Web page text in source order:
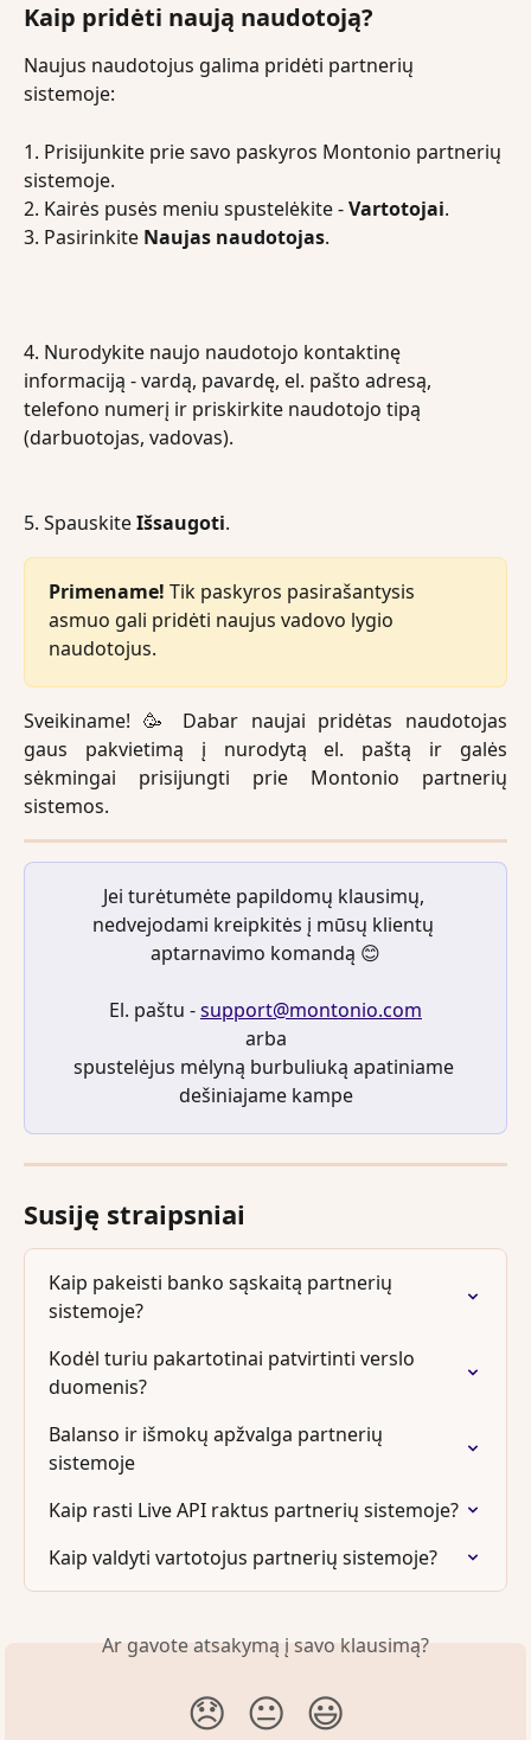
Kaip pridėti naują naudotoją?
Naujus naudotojus galima pridėti partnerių
sistemoje:
1. Prisijunkite prie savo paskyros Montonio partnerių
sistemoje.
2. Kairės pusės meniu spustelėkite - Vartotojai.
3. Pasirinkite Naujas naudotojas.
4. Nurodykite naujo naudotojo kontaktinę
informaciją - vardą, pavardę, el. pašto adresą,
telefono numerį ir priskirkite naudotojo tipą
(darbuotojas, vadovas).
5. Spauskite Išsaugoti.
Primename! Tik paskyros pasirašantysis
asmuo gali pridėti naujus vadovo lygio
naudotojus.
Sveikiname! 🥳 Dabar naujai pridėtas naudotojas
gaus pakvietimą į nurodytą el. paštą ir galės
sėkmingai prisijungti prie Montonio partnerių
sistemos.
Jei turėtumėte papildomų klausimų,
nedvejodami kreipkitės į mūsų klientų
aptarnavimo komandą 😊
El. paštu - support@montonio.com
arba
spustelėjus mėlyną burbuliuką apatiniame
dešiniajame kampe
Susiję straipsniai
Kaip pakeisti banko sąskaitą partnerių
sistemoje?
Kodėl turiu pakartotinai patvirtinti verslo
duomenis?
Balanso ir išmokų apžvalga partnerių
sistemoje
Kaip rasti Live API raktus partnerių sistemoje?
Kaip valdyti vartotojus partnerių sistemoje?
Ar gavote atsakymą į savo klausimą?
😞 😐 😃